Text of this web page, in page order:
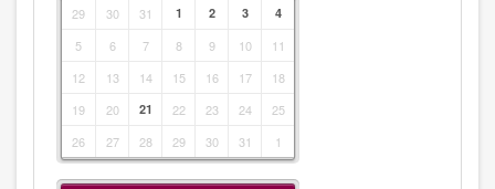
29 30 31 1 2 3 4
5 6 7 8 9 10
11
12
13 14 15 16 17
18
19
20 21 22 23 24
25
26
27 28 29 30 31 1